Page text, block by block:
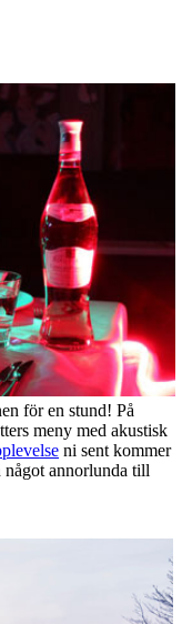
för en stund! På
meny med akustisk
ni sent kommer
annorlunda till